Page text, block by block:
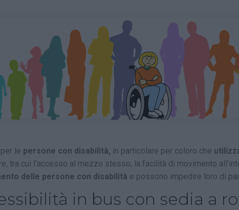
le persone con disabilità, in particolare per coloro che
tra cui l’accesso al mezzo stesso, la facilità di movimento
delle persone con disabilità e possono impedire loro di
in bus con sedia a